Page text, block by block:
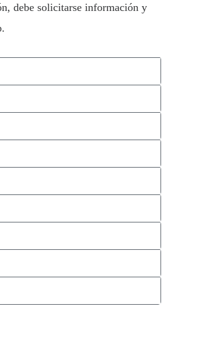
debe solicitarse información y